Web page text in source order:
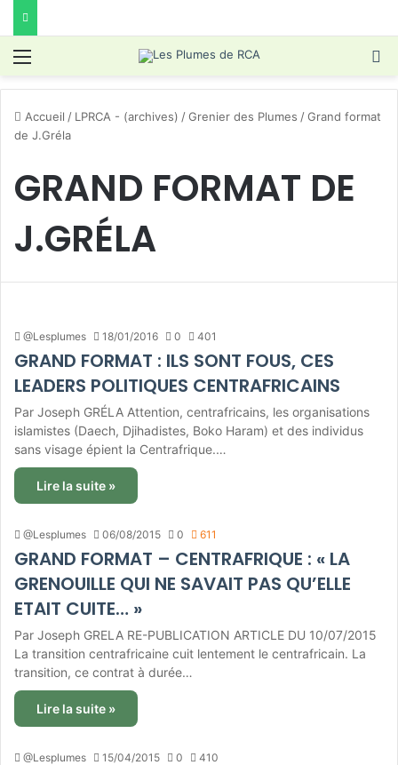
Menu
Accueil / LPRCA - (archives) /Grenier des Plumes /Grand format
de J.Gréla
GRAND FORMAT DE
J.GRÉLA
@Lesplumes 18/01/2016 0 401
GRAND FORMAT : ILS SONT FOUS, CES
LEADERS POLITIQUES CENTRAFRICAINS
Par Joseph GRÉLA Attention, centrafricains, les organisations
islamistes (Daech, Djihadistes, Boko Haram) et des individus
sans visage épient la Centrafrique.…
Lire la suite »
@Lesplumes 06/08/2015 0 611
GRAND FORMAT – CENTRAFRIQUE : « LA
GRENOUILLE QUI NE SAVAIT PAS QU’ELLE
ETAIT CUITE… »
Par Joseph GRELA RE-PUBLICATION ARTICLE DU 10/07/2015
La transition centrafricaine cuit lentement le centrafricain. La
transition, ce contrat à durée…
Lire la suite »
@Lesplumes 15/04/2015 0 410